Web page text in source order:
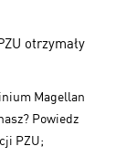
otrzymały
Magellan
Powiedz
PZU;